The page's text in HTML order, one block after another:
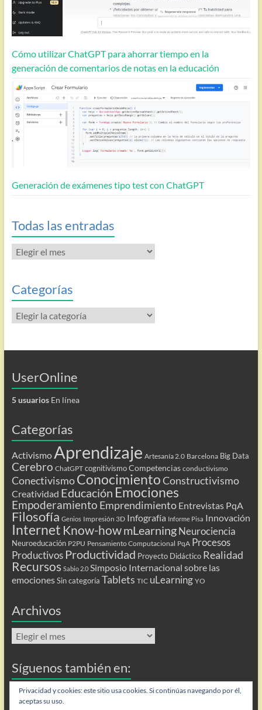
Cómo utilizar ChatGPT para ahorrar tiempo en la
generación de comentarios de notas en la educación
Generación de exámenes tipo test con ChatGPT
Todas las entradas
Todas
las
Categorías
Categorías
UserOnline
5 usuariosEn línea
Categorías
Activismo Aprendizaje Artesanía 2.0 Barcelona Big Data
Cerebro ChatGPT cognitivismo Competencias conductivismo
ConectivismoConocimientoConstructivismo
Creatividad Educación Emociones
Empoderamiento Emprendimiento Entrevistas PqA
Filosofía Genios Impresión 3D Infografía Informe Pisa Innovación
Internet Know-howmLearning Neurociencia
Neuroeducación P2PU Pensamiento Computacional PqA Procesos
Productivos Productividad Proyecto Didáctico Realidad
Recursos Sabio 2.0 Simposio Internacional sobre las
emociones Sin categoría Tablets TIC uLearning YO
Archivos
Archivos
Síguenos también en:
Flip
Privacidad y cookies: este sitio usa cookies. Si continúas navegando por él,
aceptas su uso.